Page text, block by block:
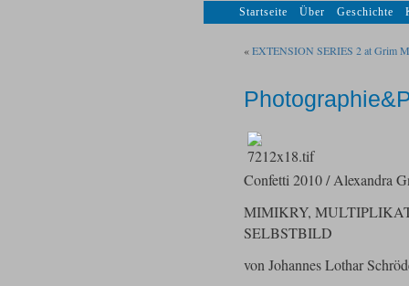
Startseite Über Geschichte
«EXTENSION SERIES 2 at Grim
Confetti 2010 / Alexandra
MIMIKRY,
SELBSTBILD
von Johannes Lothar